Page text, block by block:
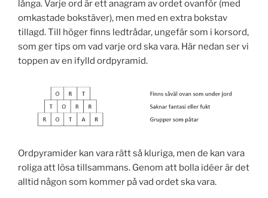
långa. Varje ord är ett anagram av ordet ovanför (med
omkastade bokstäver), men med en extra bokstav
tillagd. Till höger finns ledtrådar, ungefär som i korsord,
som ger tips om vad varje ord ska vara. Här nedan ser vi
toppen av en ifylld ordpyramid.
Ordpyramider kan vara rätt så kluriga, men de kan vara
roliga att lösa tillsammans. Genom att bolla idéer är det
alltid någon som kommer på vad ordet ska vara.